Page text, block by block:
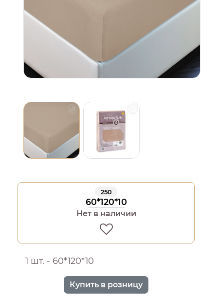
250
60*120*10
Нет в наличии
1 шт. - 60*120*10
Купить в розницу